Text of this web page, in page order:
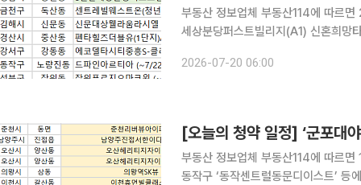
부동산 정보업체 부동산114에 따르
세상분당퍼스트빌리지(A1) 신혼희망타운’ 등이 청약
‘펜타힐즈더블유(1단지)A2-1’, 부산
2026-07-20 06:00
[오늘의 청약 일정] ‘군포대
부동산 정보업체 부동산114에 따르면
동작구 ‘동작센트럴동문디이스트’ 등에서 청약 접수를 받